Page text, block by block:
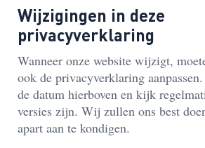
Wijzigingen in deze
privacyverklaring
Wanneer onze website wijzigt,
ook de privacyverklaring
de datum hierboven en kijk
versies zijn. Wij zullen ons best
apart aan te kondigen.